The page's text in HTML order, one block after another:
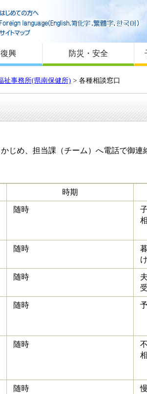
興 防災・安全
祉事務所(県南保健所) > 各種相談窓口
じめ、担当課（チーム）へ電話で御連
時期
随時
随時
随時
随時
随時
随時